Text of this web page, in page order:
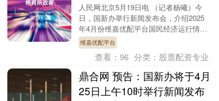
人民网北京5月19日电 （记者杨曦）今
日，国新办举行新闻发布会，介绍2025
年4月份维嘉优配平台国民经济运行情
况。国家统计局新闻发言人、国民经济综
合统计司司长付....
维嘉优配平台
查看：96 分类： 股票配资专业
鼎合网 预告：国新办将于4月
25日上午10时举行新闻发布